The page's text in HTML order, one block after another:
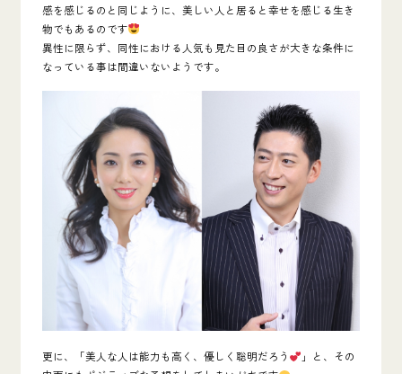
感を感じるのと同じように、 美しい人と居ると幸せを感じる生き
物でもあるのです
異性に限らず、同性における人気も見た目の良さが大きな条件に
なっている事は間違いないようです。
更に、「美人な人は能力も高く、優しく聡明だろう
」と、その